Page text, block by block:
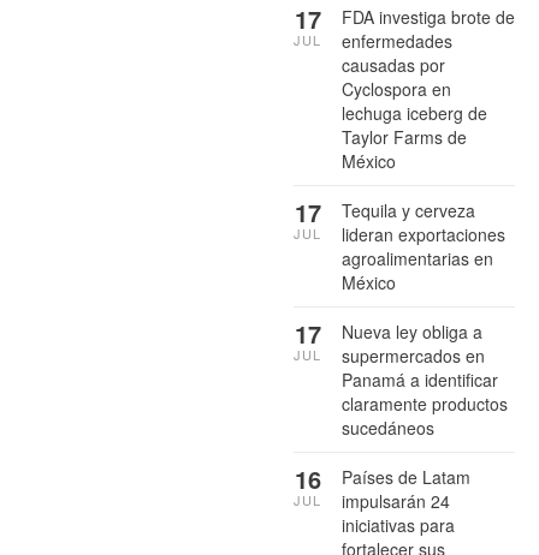
FDA investiga brote de
enfermedades
causadas por
Cyclospora en
lechuga iceberg de
Taylor Farms de
México
17
JUL
Tequila y cerveza
lideran exportaciones
agroalimentarias en
México
17
JUL
Nueva ley obliga a
supermercados en
Panamá a identificar
claramente productos
sucedáneos
17
JUL
Países de Latam
impulsarán 24
iniciativas para
fortalecer sus
16
JUL